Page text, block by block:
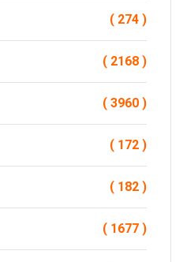
( 274 )
( 2168 )
( 3960 )
( 172 )
( 182 )
( 1677 )